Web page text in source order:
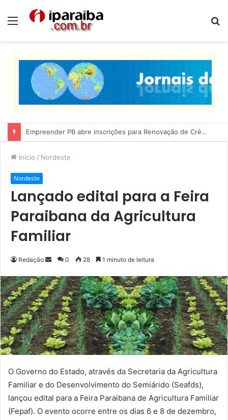
Menu
Lucas Ribeiro inspeciona obras da última etapa do Centro de Convenções
Início / Nordeste
Nordeste
Lançado edital para a Feira
Paraibana da Agricultura
Familiar
Redação
n
d
e
u
m
e
-
m
a
i
0 28 1 minuto de leitura
O Governo do Estado, através da Secretaria da Agricultura
Familiar e do Desenvolvimento do Semiárido (Seafds),
lançou edital para a Feira Paraibana de Agricultura Familiar
(Fepaf). O evento ocorre entre os dias 6 e 8 de dezembro,